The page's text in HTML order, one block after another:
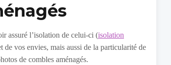
assuré l’isolation de celui-ci (isolation
de vos envies, mais aussi de la particularité de
de combles aménagés.